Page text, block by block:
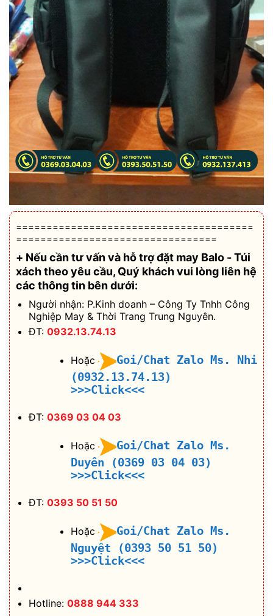
=======================================
=================================
+ Nếu cần tư vấn và hỗ trợđặt may Balo - Túi
xách theo yêu cầu, Quý khách vui lòng liên hệ
các thông tin bên dưới:
Người nhận: P.Kinh doanh – Công Ty Tnhh Công
Nghiệp May & Thời Trang Trung Nguyên.
ĐT: 0932.13.74.13
Hoặc
Goi/Chat Zalo Ms. Nhi
(0932.13.74.13)
>>>Click<<<
ĐT: 0369 03 04 03
Hoặc
Goi/Chat Zalo Ms.
Duyên (0369 03 04 03)
>>>Click<<<
ĐT: 0393 50 51 50
Hoặc
Goi/Chat Zalo Ms.
Nguyệt (0393 50 51 50)
>>>Click<<<
Hotline: 0888 944 333